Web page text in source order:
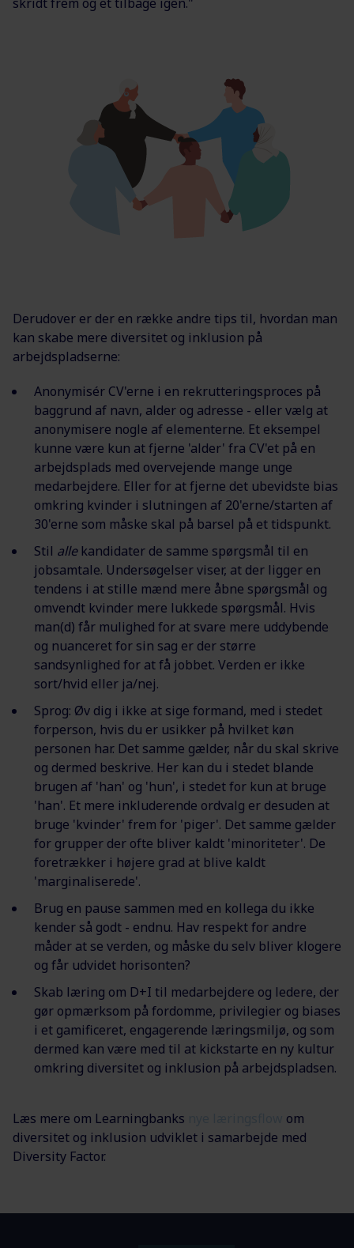
Derudover er der en række andre tips til, hvordan man
kan skabe mere diversitet og inklusion på
arbejdspladserne:
Anonymisér CV'erne i en rekrutteringsproces på
baggrund af navn, alder og adresse - eller vælg at
anonymisere nogle af elementerne. Et eksempel
kunne være kun at fjerne 'alder' fra CV'et på en
arbejdsplads med overvejende mange unge
medarbejdere. Eller for at fjerne det ubevidste bias
omkring kvinder i slutningen af 20'erne/starten af
30'erne som måske skal på barsel på et tidspunkt.
Stil allekandidater de samme spørgsmål til en
jobsamtale. Undersøgelser viser, at der ligger en
tendens i at stille mænd mere åbne spørgsmål og
omvendt kvinder mere lukkede spørgsmål. Hvis
man(d) får mulighed for at svare mere uddybende
og nuanceret for sin sag er der større
sandsynlighed for at få jobbet. Verden er ikke
sort/hvid eller ja/nej.
Sprog: Øv dig i ikke at sige formand, med i stedet
forperson, hvis du er usikker på hvilket køn
personen har. Det samme gælder, når du skal skrive
og dermed beskrive. Her kan du i stedet blande
brugen af 'han' og 'hun', i stedet for kun at bruge
'han'. Et mere inkluderende ordvalg er desuden at
bruge 'kvinder' frem for 'piger'. Det samme gælder
for grupper der ofte bliver kaldt 'minoriteter'. De
foretrækker i højere grad at blive kaldt
'marginaliserede'.
Brug en pause sammen med en kollega du ikke
kender så godt - endnu. Hav respekt for andre
måder at se verden, og måske du selv bliver klogere
og får udvidet horisonten?
Skab læring om D+I til medarbejdere og ledere, der
gør opmærksom på fordomme, privilegier og biases
i et gamificeret, engagerende læringsmiljø, og som
dermed kan være med til at kickstarte en ny kultur
omkring diversitet og inklusion på arbejdspladsen.
Læs mere om Learningbanks
om
diversitet og inklusion udviklet i samarbejde med
Diversity Factor.